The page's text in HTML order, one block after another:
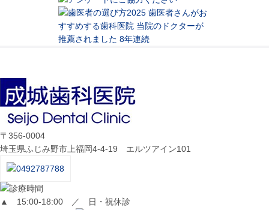
〒356-0004
埼玉県ふじみ野市上福岡4-4-19 エルツアイン101
▲
15:00-18:00 ／ 日・祝休診